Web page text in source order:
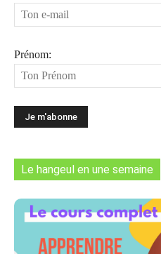
Prénom:
Le hangeul en une semaine